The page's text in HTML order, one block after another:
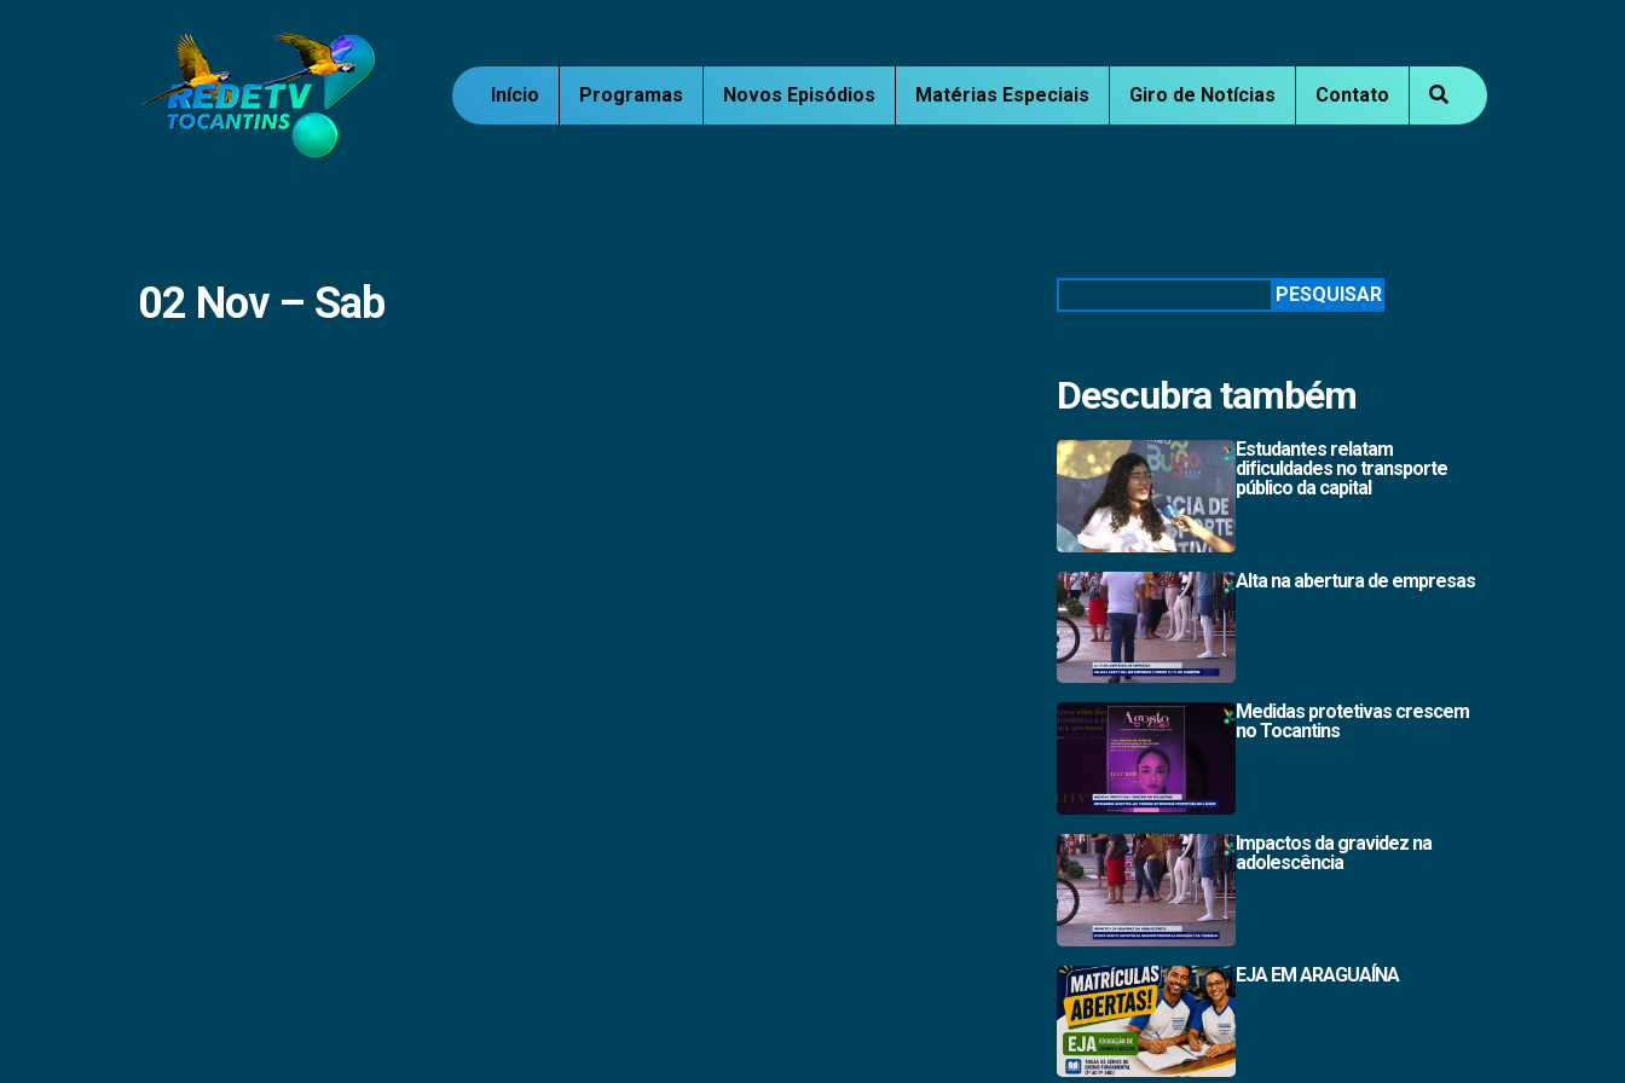
Início Programas Novos Episódios Matérias Especiais Giro de Notícias Contato
02 Nov – Sab PESQUISAR
Descubra também
Estudantes relatam
dificuldades no transporte
público da capital
Alta na abertura de empresas
Medidas protetivas crescem
no Tocantins
Impactos da gravidez na
adolescência
EJA EM ARAGUAÍNA